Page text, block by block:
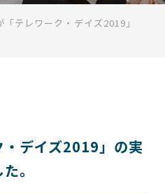
「テレワーク・デイズ2019」
デイズ2019」の実
。